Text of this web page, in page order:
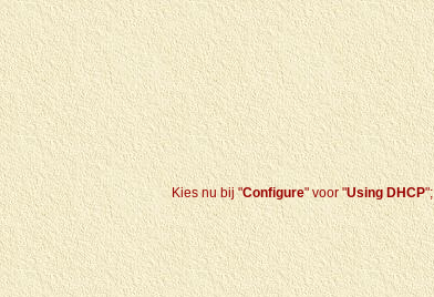
Kies nu bij "Configure" voor "Using DHCP";